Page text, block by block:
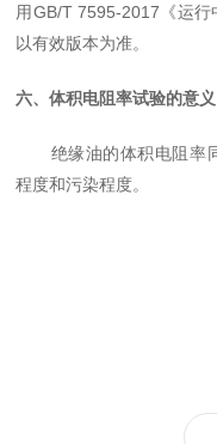
用GB/T 7595-2017《运行
以有效版本为准。
六、体积电阻率试验的意义
绝缘油的体积电阻率
程度和污染程度。